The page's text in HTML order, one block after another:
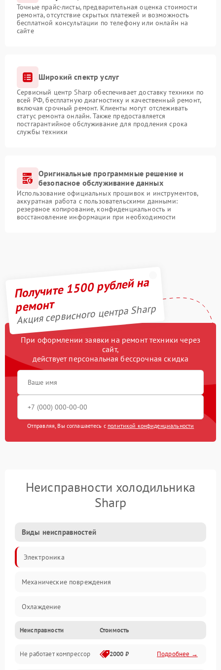
Точные прайс-листы, предварительная оценка стоимости
ремонта, отсутствие скрытых платежей и возможность
бесплатной консультации по телефону или онлайн на
сайте
Широкий спектр услуг
Сервисный центр Sharp обеспечивает доставку техники по
всей РФ, бесплатную диагностику и качественный ремонт,
включая срочный ремонт. Клиенты могут отслеживать
статус ремонта онлайн. Также предоставляется
постгарантийное обслуживание для продления срока
службы техники
Оригинальные программные решение и
безопасное обслуживание данных
Использование официальных прошивок и инструментов,
аккуратная работа с пользовательскими данными:
резервное копирование, конфиденциальность и
восстановление информации при необходимости
Получите 1500 рублей на
ремонт
Акция сервисного центра Sharp
При оформлении заявки на ремонт техники через
сайт,
действует персональная бессрочная скидка
Отправляя, Вы соглашаетесь с политикой конфиденциальности
Неисправности холодильника
Sharp
Виды неисправностей
Электроника
Механические повреждения
Охлаждение
Механика
Электропитание
Неисправности Стоимость
Не работает компрессор 2000 ₽ Подробнее →